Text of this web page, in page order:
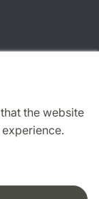
the website